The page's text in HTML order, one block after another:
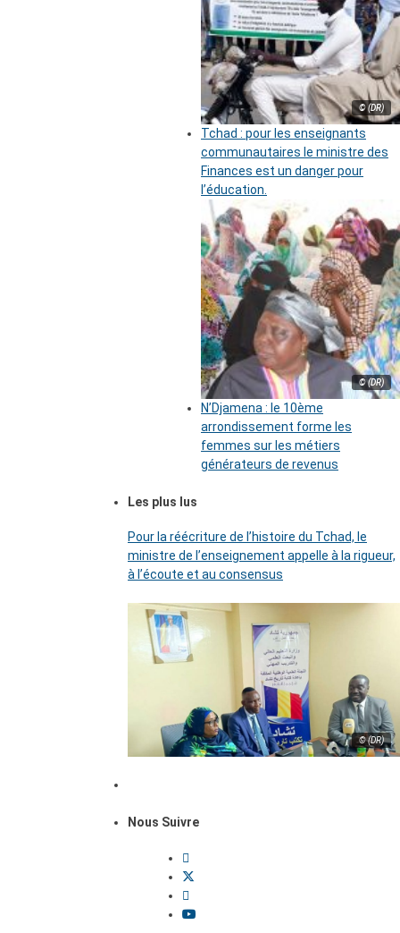
© (DR)
Tchad : pour les enseignants
communautaires le ministre des
Finances est un danger pour
l’éducation.
© (DR)
N’Djamena : le 10ème
arrondissement forme les
femmes sur les métiers
générateurs de revenus
Les plus lus
Pour la réécriture de l’histoire du Tchad, le
ministre de l’enseignement appelle à la rigueur,
à l’écoute et au consensus
© (DR)
Nous Suivre